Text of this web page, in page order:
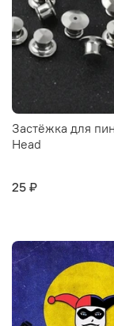
Застёжка для
Head
25 ₽